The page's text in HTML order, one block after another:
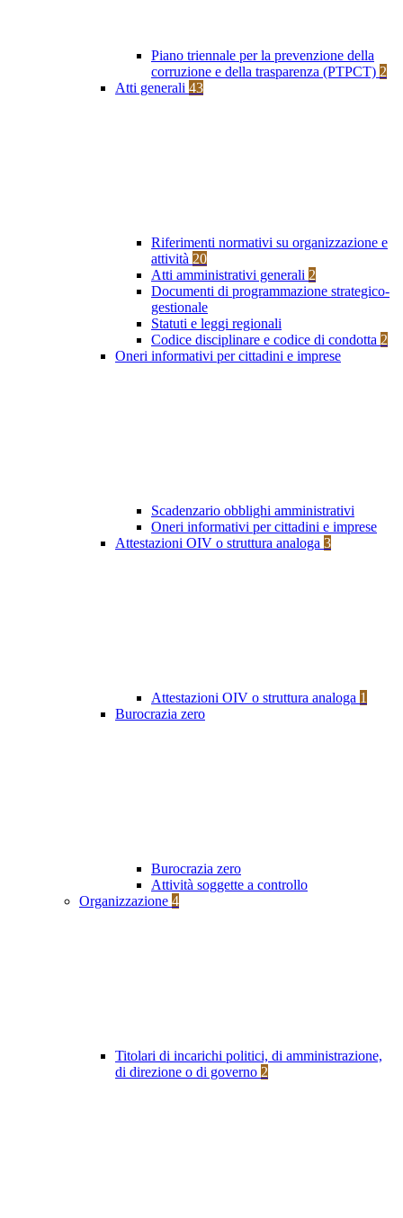
Piano triennale per la prevenzione della
corruzione e della trasparenza (PTPCT) 2
Atti generali 43
Riferimenti normativi su organizzazione e
attività 20
Atti amministrativi generali 2
Documenti di programmazione strategico-
gestionale
Statuti e leggi regionali
Codice disciplinare e codice di condotta 2
Oneri informativi per cittadini e imprese
Scadenzario obblighi amministrativi
Oneri informativi per cittadini e imprese
Attestazioni OIV o struttura analoga 3
Attestazioni OIV o struttura analoga 1
Burocrazia zero
Burocrazia zero
Attività soggette a controllo
Organizzazione 4
Titolari di incarichi politici, di amministrazione,
di direzione o di governo 2